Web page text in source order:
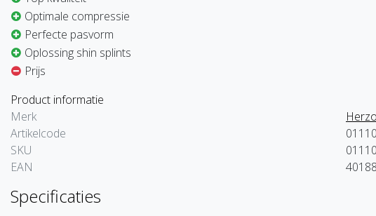
Optimale compressie
Perfecte pasvorm
Oplossing shin splints
Prijs
Product informatie
Merk
Artikelcode
SKU
EAN
Specificaties